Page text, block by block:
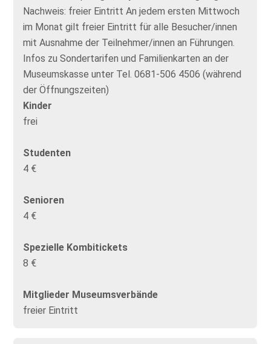
Nachweis: freier Eintritt An jedem ersten Mittwoch
im Monat gilt freier Eintritt für alle Besucher/innen
mit Ausnahme der Teilnehmer/innen an Führungen.
Infos zu Sondertarifen und Familienkarten an der
Museumskasse unter Tel. 0681-506 4506 (während
der Öffnungszeiten)
Kinder
frei
Studenten
4 €
Senioren
4 €
Spezielle Kombitickets
8 €
Mitglieder Museumsverbände
freier Eintritt